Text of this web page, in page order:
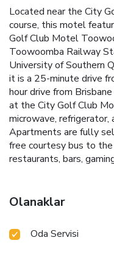
Located near the City
course, this motel
Golf Club Motel
Toowoomba Railway
University of Southern
it is a 25-minute drive
hour drive from
at the City Golf Club
microwave, refrigerator,
Apartments are fully
free courtesy bus to
restaurants, bars,
Olanaklar
Oda Servisi